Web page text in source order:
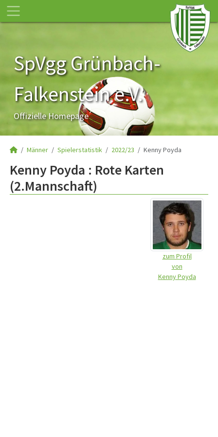
SpVgg Grünbach-
Falkenstein e.V.
Offizielle Homepage
Männer Spielerstatistik 2022/23 Kenny Poyda
Kenny Poyda : Rote Karten
(2.Mannschaft)
zum Profil
von
Kenny Poyda